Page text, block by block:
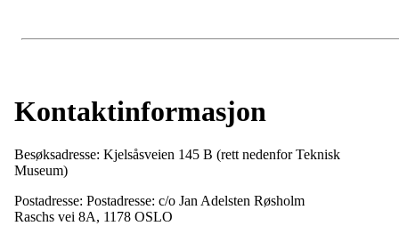
Kontaktinformasjon
Besøksadresse: Kjelsåsveien 145 B (rett nedenfor Teknisk
Museum)
Postadresse: Postadresse: c/o Jan Adelsten Røsholm
Raschs vei 8A, 1178 OSLO